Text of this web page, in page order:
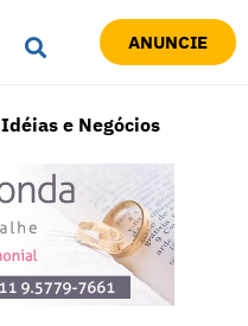
ANUNCIE
Idéias e Negócios